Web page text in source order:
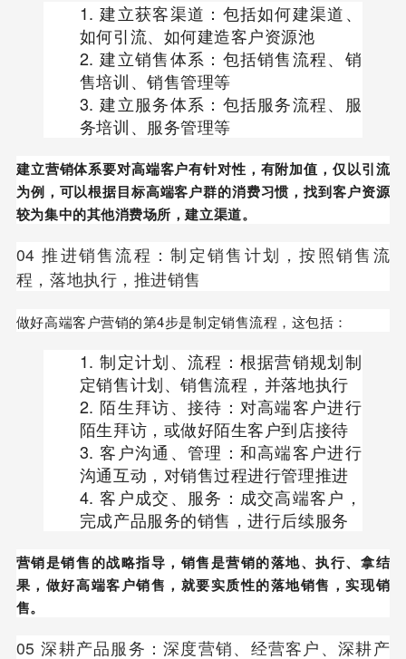
建立获客渠道：包括如何建渠道、
如何引流、如何建造客户资源池
建立销售体系：包括销售流程、销
售培训、销售管理等
建立服务体系：包括服务流程、服
务培训、服务管理等
建立营销体系要对高端客户有针对性，有附加值，仅以引流
为例，可以根据目标高端客户群的消费习惯，找到客户资源
较为集中的其他消费场所，建立渠道。
04 推进销售流程：制定销售计划，按照销售流
程，落地执行，推进销售
做好高端客户营销的第4步是制定销售流程，这包括：
制定计划、流程：根据营销规划制
定销售计划、销售流程，并落地执行
陌生拜访、接待：对高端客户进行
陌生拜访，或做好陌生客户到店接待
客户沟通、管理：和高端客户进行
沟通互动，对销售过程进行管理推进
客户成交、服务：成交高端客户，
完成产品服务的销售，进行后续服务
营销是销售的战略指导，销售是营销的落地、执行、拿结
果，做好高端客户销售，就要实质性的落地销售，实现销
售。
05 深耕产品服务：深度营销、经营客户、深耕产